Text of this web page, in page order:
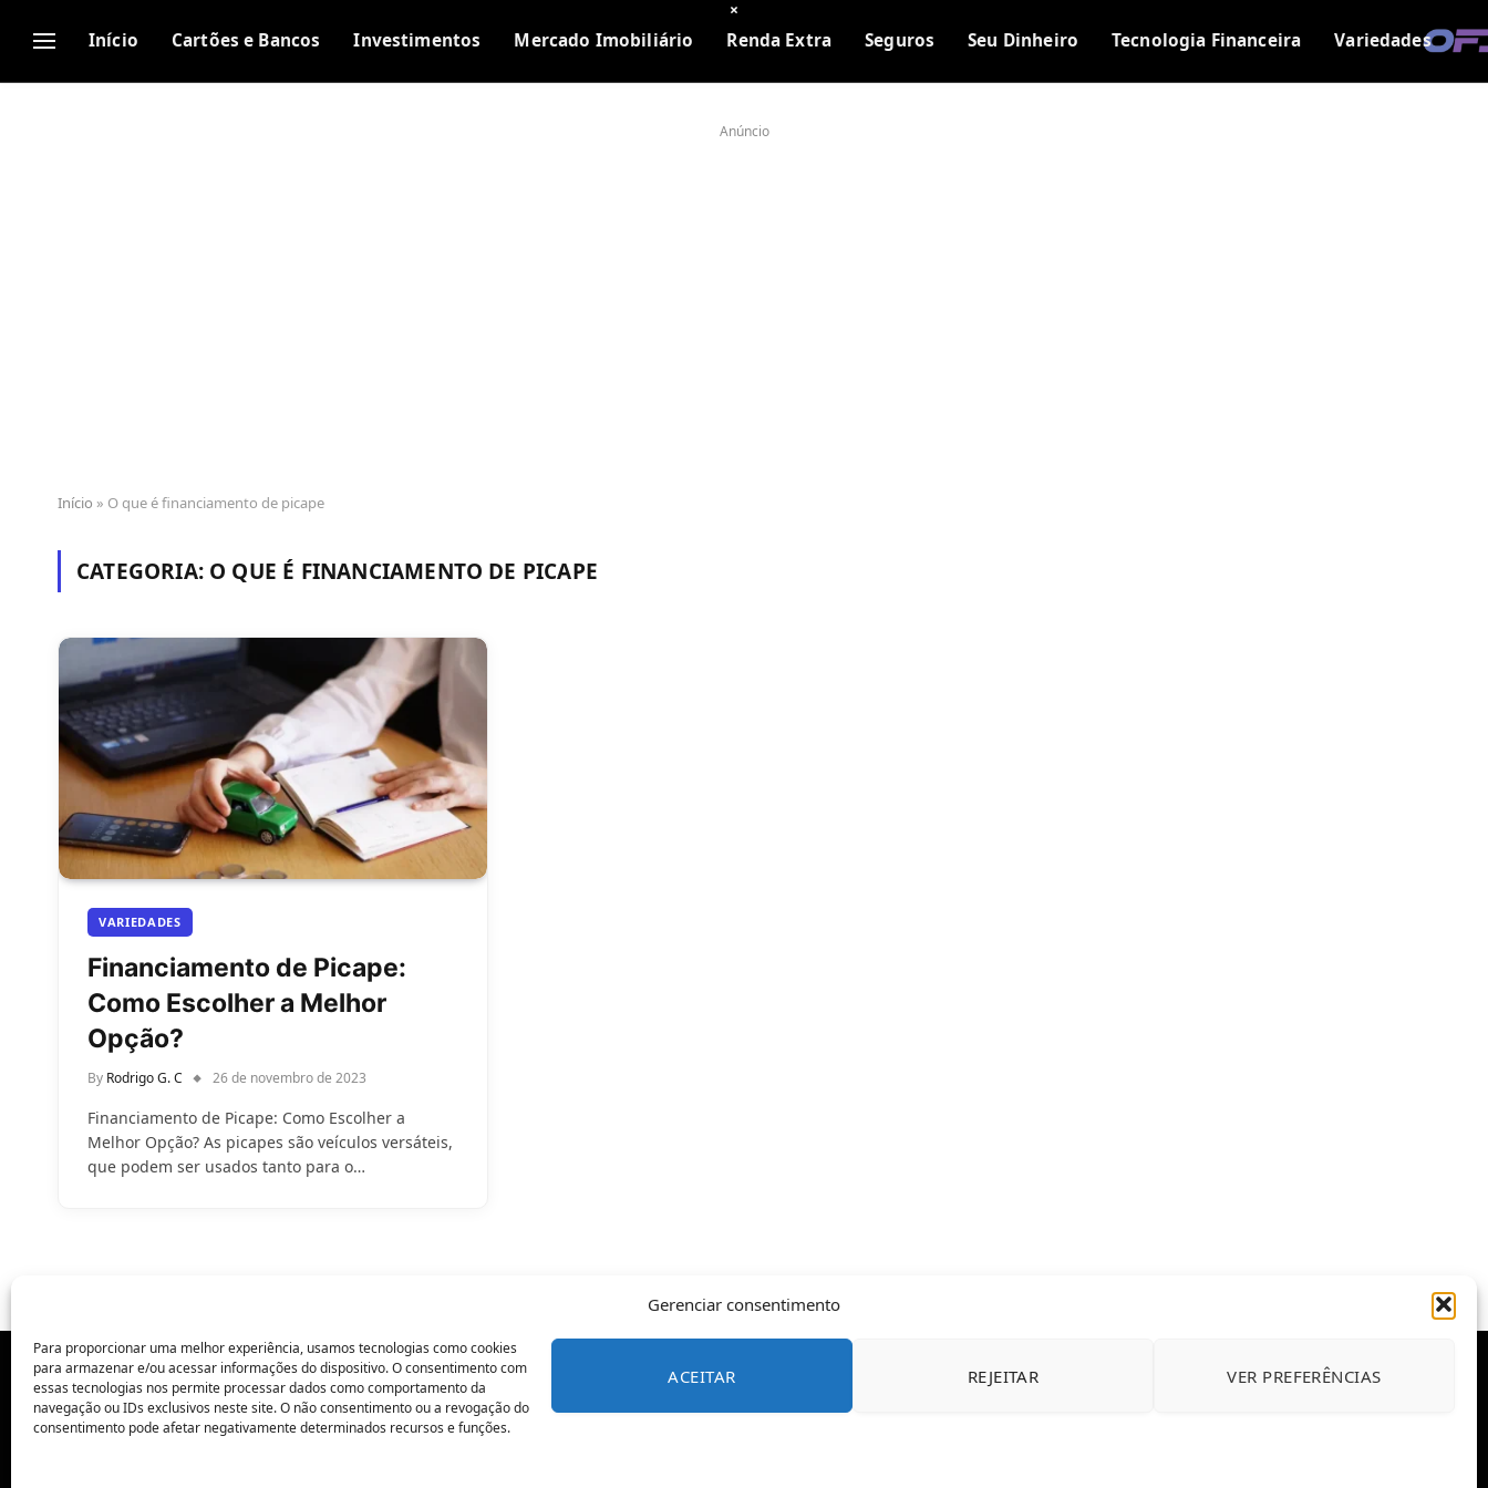
Gerenciar consentimento
Para proporcionar uma melhor experiência, usamos tecnologias como cookies
para armazenar e/ou acessar informações do dispositivo. O consentimento com
essas tecnologias nos permite processar dados como comportamento da
navegação ou IDs exclusivos neste site. O não consentimento ou a revogação do
consentimento pode afetar negativamente determinados recursos e funções.
ACEITAR REJEITAR VER PREFERÊNCIAS
Início Cartões e Bancos Investimentos Mercado Imobiliário Renda Extra Seguros Seu Dinheiro Tecnologia Financeira Variedades
Anúncio
Início » O que é financiamento de picape
CATEGORIA: O QUE É FINANCIAMENTO DE PICAPE
VARIEDADES
Financiamento de Picape:
Como Escolher a Melhor
Opção?
By Rodrigo G. C 26 de novembro de 2023
Financiamento de Picape: Como Escolher a
Melhor Opção? As picapes são veículos versáteis,
que podem ser usados tanto para o…
×
POLÍTICA DE PRIVACIDADE CONTATO SOBRE NÓS